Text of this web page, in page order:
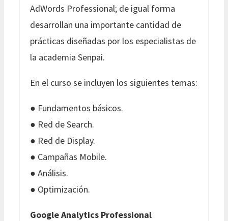
AdWords Professional; de igual forma
desarrollan una importante cantidad de
prácticas diseñadas por los especialistas de
la academia Senpai.
En el curso se incluyen los siguientes temas:
● Fundamentos básicos.
● Red de Search.
● Red de Display.
● Campañas Mobile.
● Análisis.
● Optimización.
Google Analytics Professional